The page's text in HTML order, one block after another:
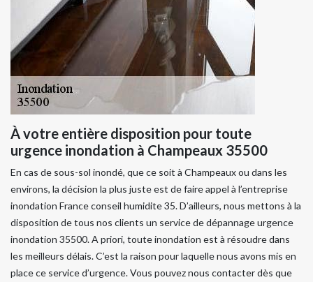
À votre entière disposition pour toute
urgence inondation à Champeaux 35500
En cas de sous-sol inondé, que ce soit à Champeaux ou dans les
environs, la décision la plus juste est de faire appel à l’entreprise
inondation France conseil humidite 35. D’ailleurs, nous mettons à la
disposition de tous nos clients un service de dépannage urgence
inondation 35500. A priori, toute inondation est à résoudre dans
les meilleurs délais. C’est la raison pour laquelle nous avons mis en
place ce service d’urgence. Vous pouvez nous contacter dès que